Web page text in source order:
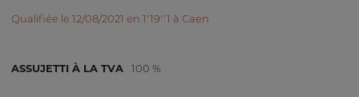
Qualifiée le 12/08/2021 en 1'19''1 à Caen
ASSUJETTI À LA TVA 100 %